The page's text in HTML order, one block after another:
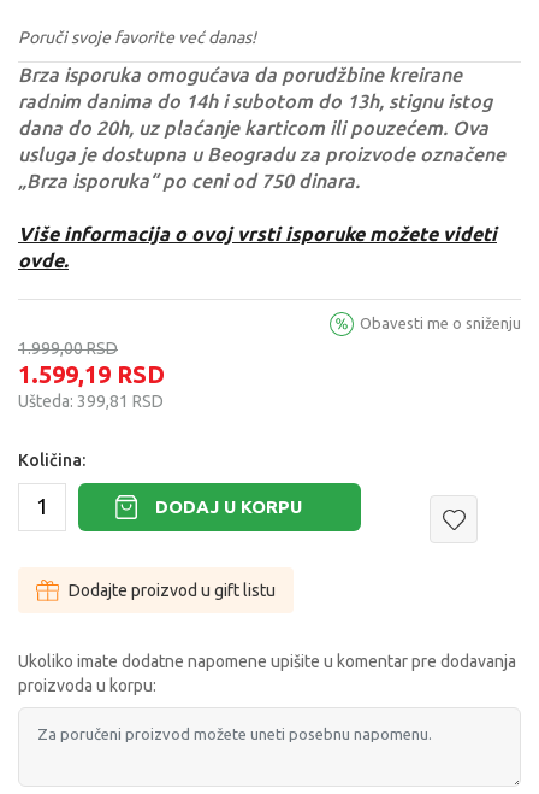
Poruči svoje favorite već danas!
Brza isporuka omogućava da porudžbine kreirane
radnim danima do 14h i subotom do 13h, stignu istog
dana do 20h, uz plaćanje karticom ili pouzećem. Ova
usluga je dostupna u Beogradu za proizvode označene
„Brza isporuka“ po ceni od 750 dinara.
Više informacija o ovoj vrsti isporuke možete videti
ovde.
1.999,00RSD
1.599,19 RSD
Ušteda: 399,81 RSD
Obavesti me o sniženju
Količina:
DODAJ U KORPU
Dodajte proizvod u gift listu
Ukoliko imate dodatne napomene upišite u komentar pre dodavanja
proizvoda u korpu: